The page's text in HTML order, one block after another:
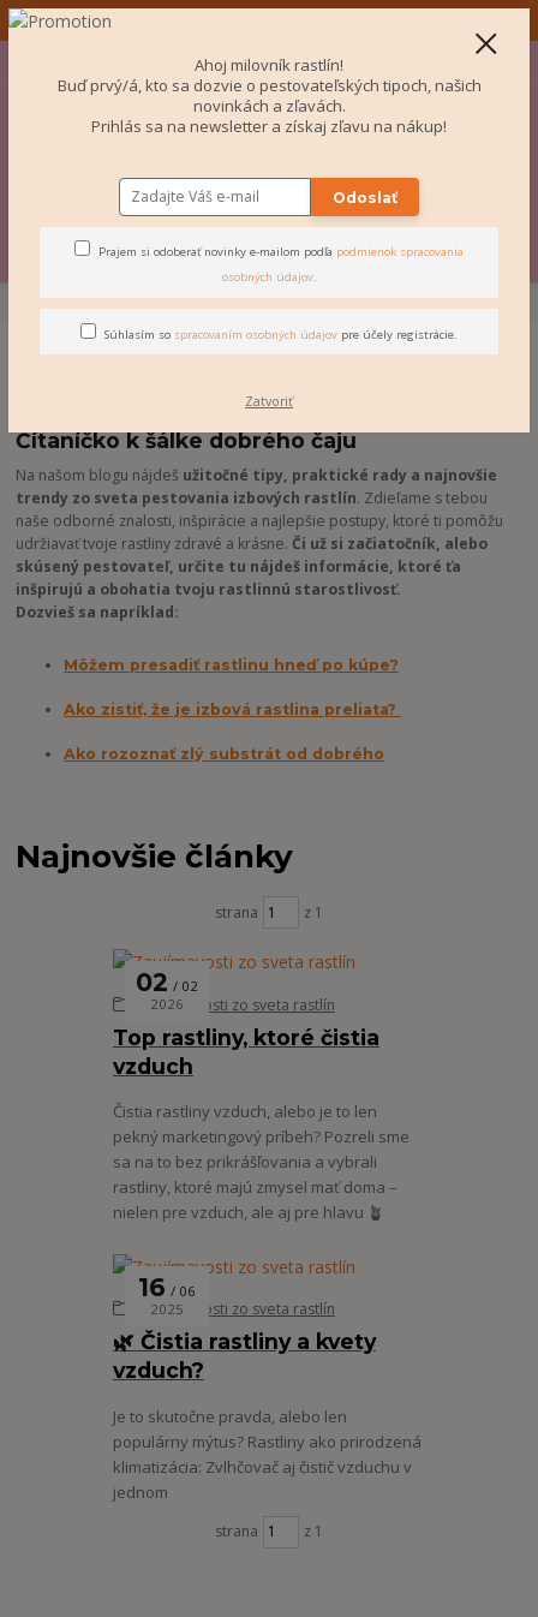
Po-Pi 10-16:00
Úvod BLOG
Čítaníčko k šálke dobrého čaju
Na našom blogu nájdeš užitočné tipy, praktické rady a najnovšie
trendy zo sveta pestovania izbových rastlín. Zdieľame s tebou
naše odborné znalosti, inšpirácie a najlepšie postupy, ktoré ti pomôžu
udržiavať tvoje rastliny zdravé a krásne. Či už si začiatočník, alebo
skúsený pestovateľ, určite tu nájdeš informácie, ktoré ťa
inšpirujú a obohatia tvoju rastlinnú starostlivosť.
Dozvieš sa napríklad:
Môžem presadiť rastlinu hneď po kúpe?
Ako zistiť, že je izbová rastlina preliata?
Ako rozoznať zlý substrát od dobrého
Najnovšie články
strana z 1
Top rastliny, ktoré čistia
vzduch
02
02
2026
Zaujímavosti zo sveta rastlín
Čistia rastliny vzduch, alebo je to len
pekný marketingový príbeh? Pozreli sme
sa na to bez prikrášľovania a vybrali
rastliny, ktoré majú zmysel mať doma –
nielen pre vzduch, ale aj pre hlavu 🪴
🌿 Čistia rastliny a kvety
vzduch?
16
06
2025
Zaujímavosti zo sveta rastlín
Je to skutočne pravda, alebo len
populárny mýtus? Rastliny ako prirodzená
klimatizácia: Zvlhčovač aj čistič vzduchu v
jednom
strana z 1
Ahoj milovník rastlín!
Buď prvý/á, kto sa dozvie o pestovateľských tipoch, našich
novinkách a zľavách.
Prihlás sa na newsletter a získaj zľavu na nákup!
Odoslať
Prajem si odoberať novinky e-mailom podľa podmienok spracovania
osobných údajov.
Súhlasím so spracovaním osobných údajov pre účely registrácie.
Zatvoriť